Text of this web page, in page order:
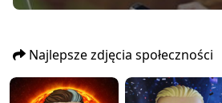
Najlepsze zdjęcia społeczności